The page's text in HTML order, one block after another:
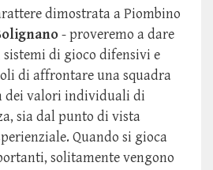
dimostrata a Piombino
- proveremo a dare
di gioco difensivi e
di affrontare una squadra
dei valori individuali di
sia dal punto di vista
Quando si gioca
solitamente vengono